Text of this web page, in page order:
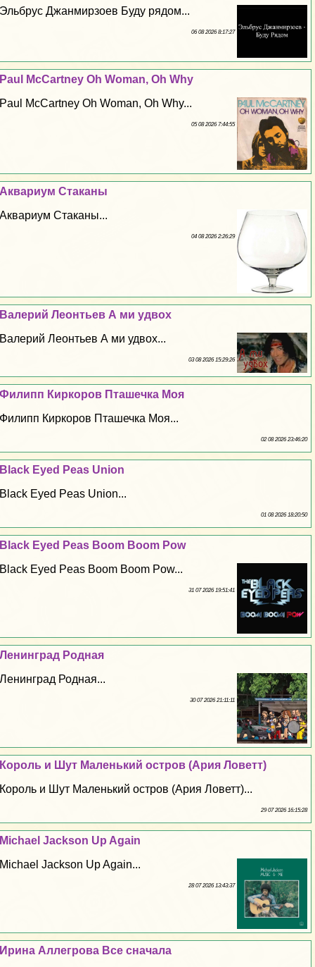
Эльбрус Джанмирзоев Буду рядом...
06 08 2026 8:17:27
Paul McCartney Oh Woman, Oh Why
Paul McCartney Oh Woman, Oh Why...
05 08 2026 7:44:55
Аквариум Стаканы
Аквариум Стаканы...
04 08 2026 2:26:29
Валерий Леонтьев А ми удвох
Валерий Леонтьев А ми удвох...
03 08 2026 15:29:26
Филипп Киркоров Пташечка Моя
Филипп Киркоров Пташечка Моя...
02 08 2026 23:46:20
Black Eyed Peas Union
Black Eyed Peas Union...
01 08 2026 18:20:50
Black Eyed Peas Boom Boom Pow
Black Eyed Peas Boom Boom Pow...
31 07 2026 19:51:41
Ленинград Родная
Ленинград Родная...
30 07 2026 21:11:11
Король и Шут Маленький остров (Ария Ловетт)
Король и Шут Маленький остров (Ария Ловетт)...
29 07 2026 16:15:28
Michael Jackson Up Again
Michael Jackson Up Again...
28 07 2026 13:43:37
Ирина Аллегрова Все сначала